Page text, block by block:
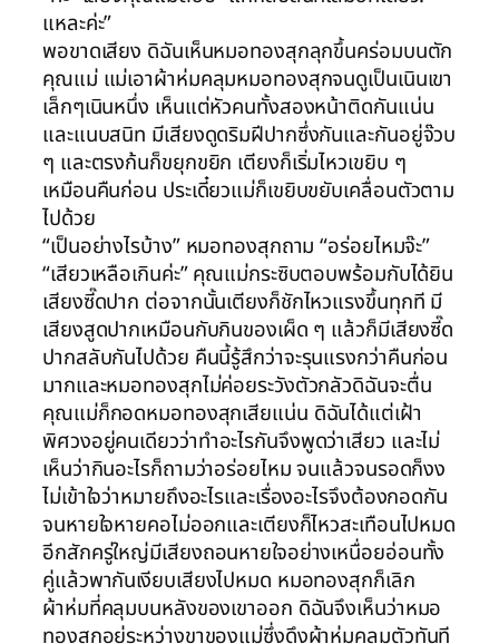
แหละค่ะ”
พอขาดเสียง ดิฉันเห็นหมอทองสุกลุกขึ้นคร่อมบนตัก
คุณแม่ แม่เอาผ้าห่มคลุมหมอทองสุกจนดูเป็นเนินเขา
เล็กๆเนินหนึ่ง เห็นแต่หัวคนทั้งสองหน้าติดกันแน่น
และแนบสนิท มีเสียงดูดริมฝีปากซึ่งกันและกันอยู่จ๊วบ
ๆ และตรงก้นก็ขยุกขยิก เตียงก็เริ่มไหวเขยิบ ๆ
เหมือนคืนก่อน ประเดี๋ยวแม่ก็เขยิบขยับเคลื่อนตัวตาม
ไปด้วย
“เป็นอย่างไรบ้าง” หมอทองสุกถาม “อร่อยไหมจ๊ะ”
“เสียวเหลือเกินค่ะ” คุณแม่กระซิบตอบพร้อมกับได้ยิน
เสียงซี๊ดปาก ต่อจากนั้นเตียงก็ชักไหวแรงขึ้นทุกที มี
เสียงสูดปากเหมือนกับกินของเผ็ด ๆ แล้วก็มีเสียงซี๊ด
ปากสลับกันไปด้วย คืนนี้รู้สึกว่าจะรุนแรงกว่าคืนก่อน
มากและหมอทองสุกไม่ค่อยระวังตัวกลัวดิฉันจะตื่น
คุณแม่ก็กอดหมอทองสุกเสียแน่น ดิฉันได้แต่เฝ้า
พิศวงอยู่คนเดียวว่าทำอะไรกันจึงพูดว่าเสียว และไม่
เห็นว่ากินอะไรก็ถามว่าอร่อยไหม จนแล้วจนรอดก็งง
ไม่เข้าใจว่าหมายถึงอะไรและเรื่องอะไรจึงต้องกอดกัน
จนหายใจหายคอไม่ออกและเตียงก็ไหวสะเทือนไปหมด
อีกสักครู่ใหญ่มีเสียงถอนหายใจอย่างเหนื่อยอ่อนทั้ง
คู่แล้วพากันเงียบเสียงไปหมด หมอทองสุกก็เลิก
ผ้าห่มที่คลุมบนหลังของเขาออก ดิฉันจึงเห็นว่าหมอ
ทองสุกอยู่ระหว่างขาของแม่ซึ่งดึงผ้าห่มคลุมตัวทันที